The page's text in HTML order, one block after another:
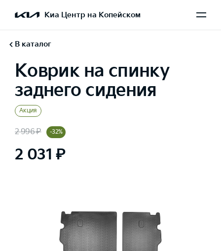
Киа Центр на Копейском
В каталог
Коврик на спинку
заднего сидения
Акция
2 996 ₽ -32%
2 031 ₽